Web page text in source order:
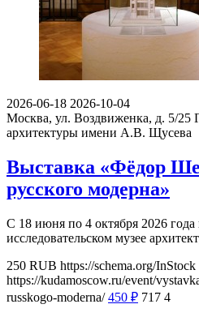
2026-06-18 2026-10-04
Москва, ул. Воздвиженка, д. 5/25
архитектуры имени А.В. Щусева
Выставка «Фёдор
русского модерна»
С 18 июня по 4 октября 2026 года
исследовательском музее
250 RUB https://schema.org/InStock
https://kudamoscow.ru/event/
russkogo-moderna/ 450 ₽ 717 4